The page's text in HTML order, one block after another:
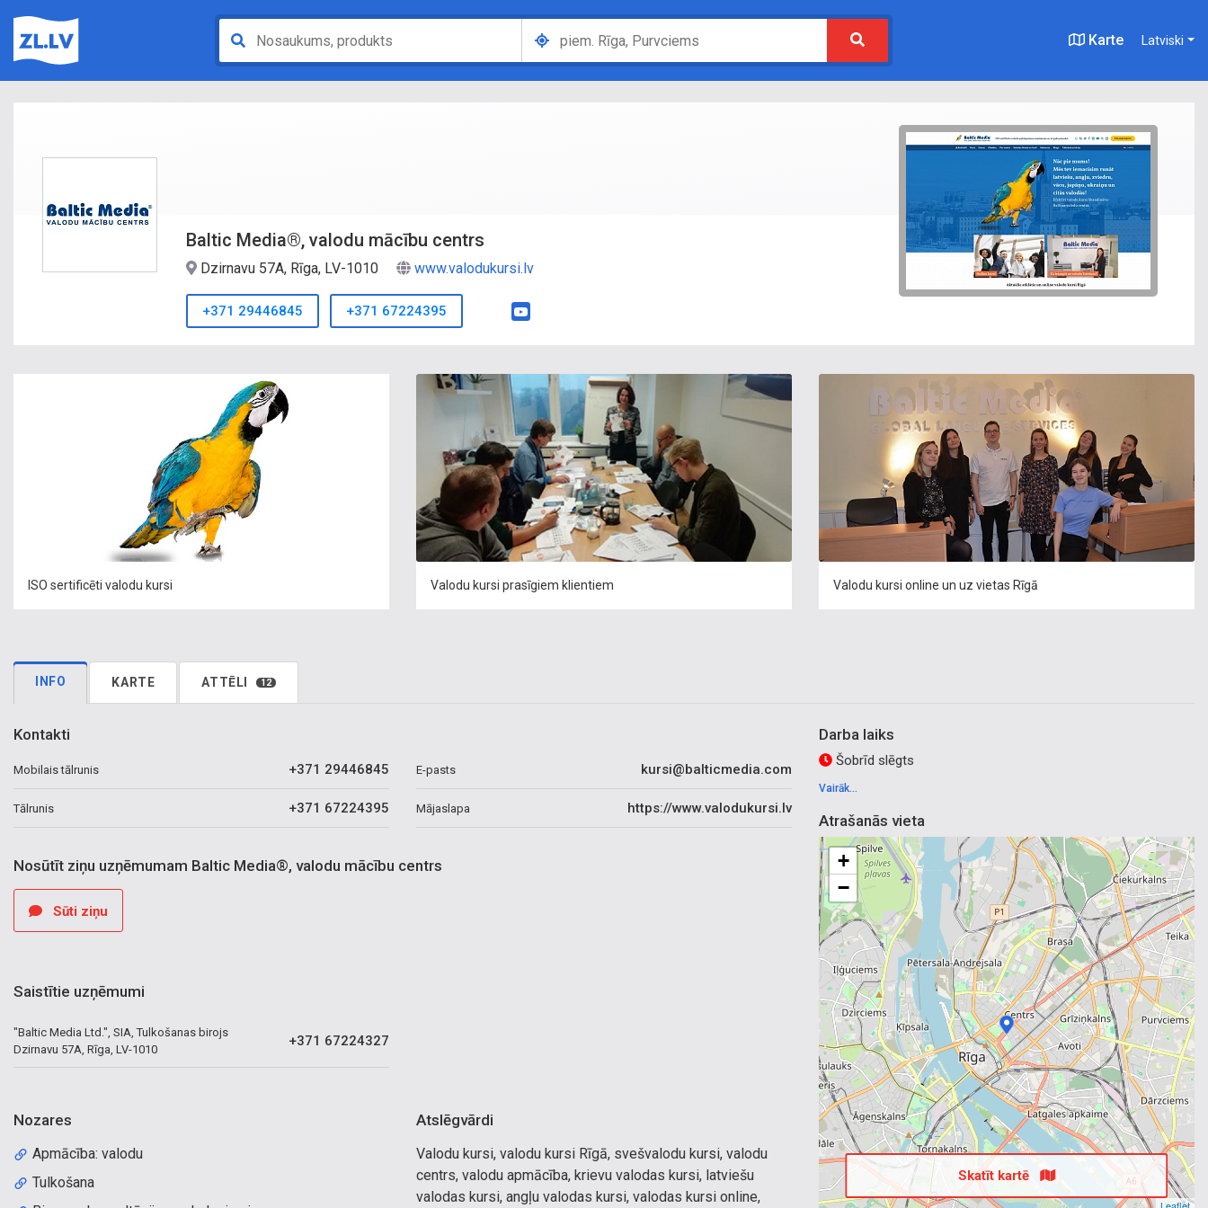
Karte Latviski
Baltic Media®, valodu mācību centrs
Dzirnavu 57A, Rīga, LV-1010 www.valodukursi.lv
+371 29446845 +371 67224395
ISO sertificēti valodu kursi Valodu kursi prasīgiem klientiem Valodu kursi online un uz vietas Rīgā
INFO KARTE ATTĒLI 12
Kontakti
Mobilais tālrunis +371 29446845
Tālrunis +371 67224395
E-pasts kursi@balticmedia.com
Mājaslapa https://www.valodukursi.lv
Nosūtīt ziņu uzņēmumam Baltic Media®, valodu mācību centrs
Sūti ziņu
Saistītie uzņēmumi
"Baltic Media Ltd.", SIA, Tulkošanas birojs
Dzirnavu 57A, Rīga, LV-1010
+371 67224327
Nozares
Apmācība: valodu
Tulkošana
Atslēgvārdi
Valodu kursi, valodu kursi Rīgā, svešvalodu kursi, valodu
centrs, valodu apmācība, krievu valodas kursi, latviešu
valodas kursi, angļu valodas kursi, valodas kursi online,
Darba laiks
Šobrīd slēgts
Vairāk...
Atrašanās vieta
+
−
Skatīt kartē